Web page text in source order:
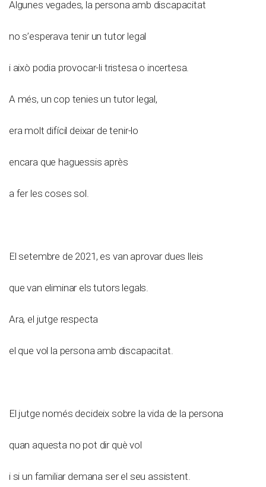
Algunes vegades, la persona amb discapacitat
no s’esperava tenir un tutor legal
i això podia provocar-li tristesa o incertesa.
A més, un cop tenies un tutor legal,
era molt difícil deixar de tenir-lo
encara que haguessis après
a fer les coses sol.
El setembre de 2021, es van aprovar dues lleis
que van eliminar els tutors legals.
Ara, el jutge respecta
el que vol la persona amb discapacitat.
El jutge només decideix sobre la vida de la persona
quan aquesta no pot dir què vol
i si un familiar demana ser el seu assistent.